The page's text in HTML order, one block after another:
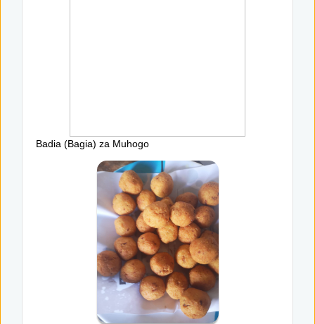
Badia (Bagia) za Muhogo